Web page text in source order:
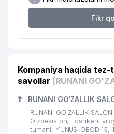
20
21 DARVOZA SAVDO
23 MIROBOD TUMANI
BO'LIMI
25 GLOBAL-GAS MChJ
Fikr
Kompaniya haqida
savollar (RUNANI
❓ RUNANI GO'ZALLIK
RUNANI GO'ZALLIK
O'zbekiston, Toshkent
tumani, YUNUS-OBOD 13,